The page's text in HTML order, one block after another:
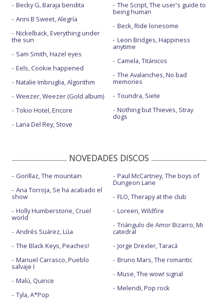
Becky G, Baraja bendita
Anni B Sweet, Alegría
Nickelback, Everything under
the sun
Sam Smith, Hazel eyes
Eels, Cookie happened
Natalie Imbruglia, Algorithm
Weezer, Weezer (Gold album)
Tokio Hotel, Encore
Lana Del Rey, Stove
The Script, The user's guide to
being human
Beck, Ride lonesome
Leon Bridges, Happiness
anytime
Camela, Titánicos
The Avalanches, No bad
memories
Toundra, Siete
Nothing but Thieves, Stray
dogs
NOVEDADES DISCOS
Gorillaz, The mountain
Ana Torroja, Se ha acabado el
show
Holly Humberstone, Cruel
world
Andrés Suárez, Lúa
The Black Keys, Peaches!
Manuel Carrasco, Pueblo
salvaje I
Malú, Quince
Tyla, A*Pop
Paul McCartney, The boys of
Dungeon Lane
FLO, Therapy at the club
Loreen, Wildfire
Triángulo de Amor Bizarro, Mi
catedral
Jorge Drexler, Taracá
Bruno Mars, The romantic
Muse, The wow! signal
Melendi, Pop rock